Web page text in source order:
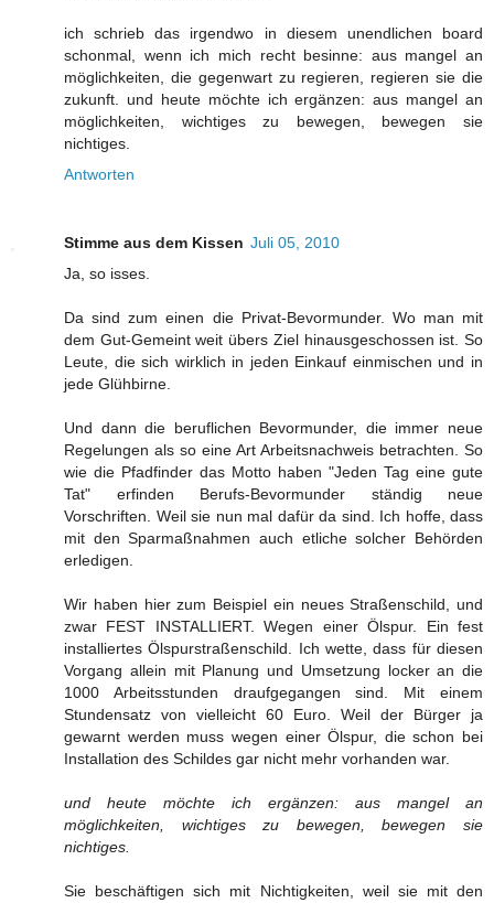
ich schrieb das irgendwo in diesem unendlichen board
schonmal, wenn ich mich recht besinne: aus mangel an
möglichkeiten, die gegenwart zu regieren, regieren sie die
zukunft. und heute möchte ich ergänzen: aus mangel an
möglichkeiten, wichtiges zu bewegen, bewegen sie
nichtiges.
Antworten
Stimme aus dem Kissen Juli 05, 2010
Ja, so isses.
Da sind zum einen die Privat-Bevormunder. Wo man mit
dem Gut-Gemeint weit übers Ziel hinausgeschossen ist. So
Leute, die sich wirklich in jeden Einkauf einmischen und in
jede Glühbirne.
Und dann die beruflichen Bevormunder, die immer neue
Regelungen als so eine Art Arbeitsnachweis betrachten. So
wie die Pfadfinder das Motto haben "Jeden Tag eine gute
Tat" erfinden Berufs-Bevormunder ständig neue
Vorschriften. Weil sie nun mal dafür da sind. Ich hoffe, dass
mit den Sparmaßnahmen auch etliche solcher Behörden
erledigen.
Wir haben hier zum Beispiel ein neues Straßenschild, und
zwar FEST INSTALLIERT. Wegen einer Ölspur. Ein fest
installiertes Ölspurstraßenschild. Ich wette, dass für diesen
Vorgang allein mit Planung und Umsetzung locker an die
1000 Arbeitsstunden draufgegangen sind. Mit einem
Stundensatz von vielleicht 60 Euro. Weil der Bürger ja
gewarnt werden muss wegen einer Ölspur, die schon bei
Installation des Schildes gar nicht mehr vorhanden war.
und heute möchte ich ergänzen: aus mangel an
möglichkeiten, wichtiges zu bewegen, bewegen sie
nichtiges.
Sie beschäftigen sich mit Nichtigkeiten, weil sie mit den